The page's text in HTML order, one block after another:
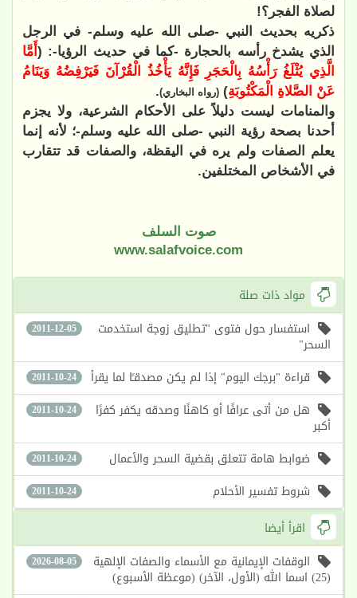
لصلاة الفجر؟!
ذكريه بحديث النبي -صلى الله عليه وسلم- في الرجل
الذي يشدخ رأسه بالحجارة -كما في حديث الرؤيا-: ( أَمَّا
الَّذِي يُثْلَغُ رَأْسُهُ بِالْحَجَرِ فَإِنَّهُ يَأْخُذُ الْقُرْآنَ فَيَرْفِضُهُ وَيَنَامُ
عَنْ الصَّلاةِ الْمَكْتُوبَةِ) (رواه البخاري).
والمنامات ليست دليلاً على الأحكام الشرعية، ولا يجزم
أحدنا بصحة رؤية النبي -صلى الله عليه وسلم-؛ لأنه إنما
يعلم الصفات ولم يره في اليقظة، والصفات قد تتقارب
في الأشخاص المختلفين.
صوت السلف
www.salafvoice.com
مواد ذات صلة
2011-12-05 استفسار حول فتوى "تطليق زوجة استخدمت
السحر"
2011-10-24 قراءة "برجك اليوم" إذا لم يكن مصدقـًا لما يقرأ
2011-10-24 هل من أتى عرافًا أو كاهنًا وصدقه يكفر كفرًا
أكبر
2011-10-24 ضوابط هامة تتعلق بقضية السحر والأعمال
2011-10-24
شروط تفسير الأحلام
اقرأ أيضا
2026-08-05 الوقفات الإيمانية مع الأسماء والصفات الإلهية
(25) اسما الله (الأول، الآخر) (موعظة الأسبوع)